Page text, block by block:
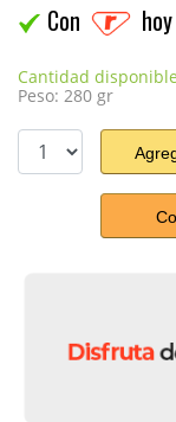
Con
Cantidad
Peso: 280 gr